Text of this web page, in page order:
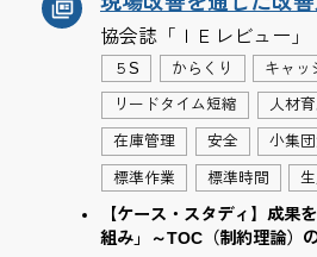
協会誌「ＩＥレビュー」
５S からくり キャッ
リードタイム短縮 人材
在庫管理 安全 小集
標準作業 標準時間
【ケース・スタディ】成果
組み」～TOC（制約理論）